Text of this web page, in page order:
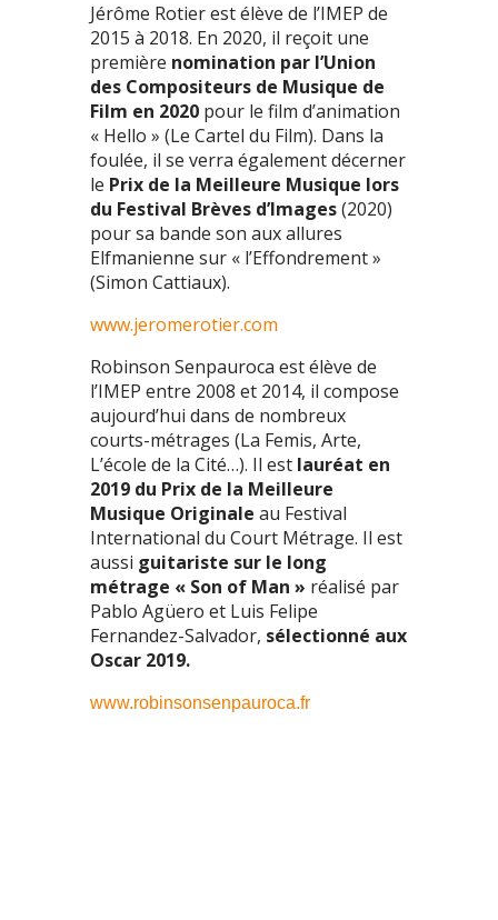
Jérôme Rotier est élève de l’IMEP de
2015 à 2018. En 2020, il reçoit une
première nomination par l’Union
des Compositeurs de Musique de
Film en 2020pour le film d’animation
« Hello » (Le Cartel du Film). Dans la
foulée, il se verra également décerner
le Prix de la Meilleure Musique lors
du Festival Brèves d’Images(2020)
pour sa bande son aux allures
Elfmanienne sur « l’Effondrement »
(Simon Cattiaux).
www.jeromerotier.com
Robinson Senpauroca est élève de
l’IMEP entre 2008 et 2014, il compose
aujourd’hui dans de nombreux
courts-métrages (La Femis, Arte,
L’école de la Cité…). Il est lauréat en
2019 du Prix de la Meilleure
Musique Originale au Festival
International du Court Métrage. Il est
aussi guitariste sur le long
métrage « Son of Man » réalisé par
Pablo Agüero et Luis Felipe
Fernandez-Salvador, sélectionné aux
Oscar 2019.
www.robinsonsenpauroca.fr